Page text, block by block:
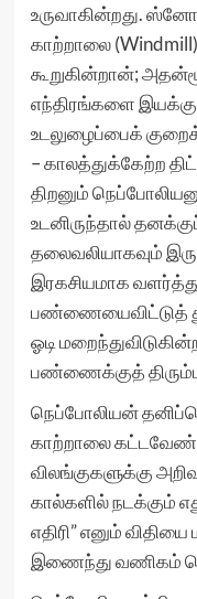
உருவாகின்றது.
காற்றாலை
கூறுகின்றான்;
எந்திரங்களை
உடலுழைப்பைக்
– காலத்துக்கேற்ற
திறனும்
உடனிருந்தால்
தலைவலியாகவும்
இரகசியமாக
பண்ணையைவிட்டுத்
ஓடி
பண்ணைக்குத்
நெப்போலியன்
காற்றாலை
விலங்குகளுக்கு
கால்களில் நடக்கும்
எதிரி” எனும்
இணைந்து வணிகம்